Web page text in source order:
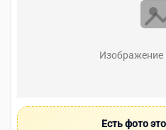
Изображение
Есть фото